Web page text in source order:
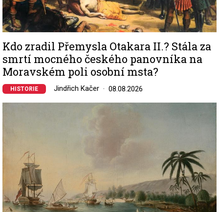
Kdo zradil Přemysla Otakara II.? Stála za
smrtí mocného českého panovníka na
Moravském poli osobní msta?
HISTORIE Jindřich Kačer 08.08.2026